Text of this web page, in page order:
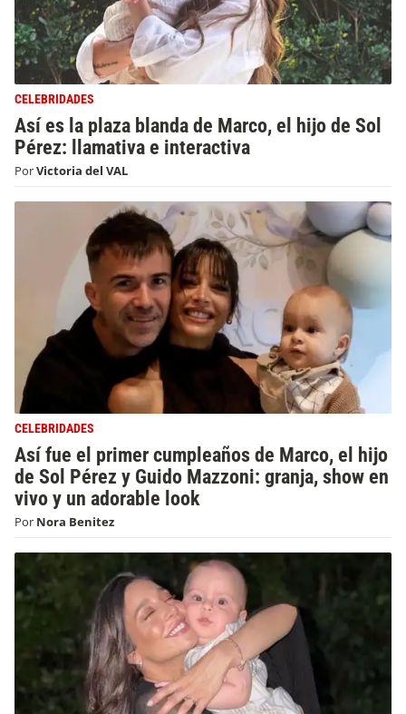
CELEBRIDADES
Así es la plaza blanda de Marco, el hijo de Sol
Pérez: llamativa e interactiva
PorVictoria del VAL
CELEBRIDADES
Así fue el primer cumpleaños de Marco, el hijo
de Sol Pérez y Guido Mazzoni: granja, show en
vivo y un adorable look
Por Nora Benitez